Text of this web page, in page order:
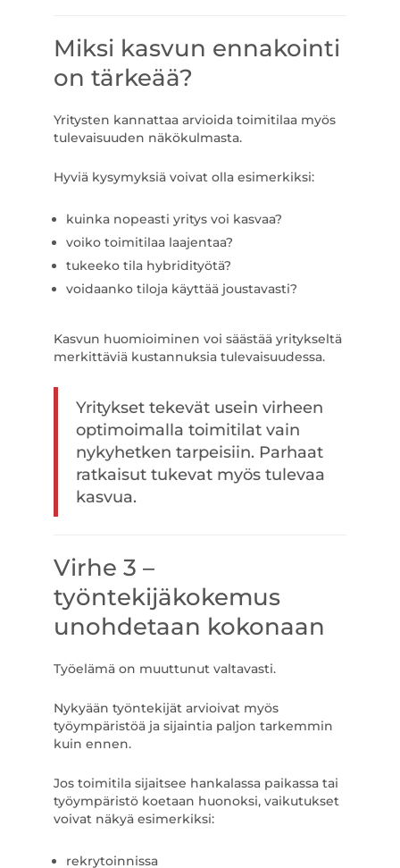
Miksi kasvun ennakointi
on tärkeää?
Yritysten kannattaa arvioida toimitilaa myös
tulevaisuuden näkökulmasta.
Hyviä kysymyksiä voivat olla esimerkiksi:
kuinka nopeasti yritys voi kasvaa?
voiko toimitilaa laajentaa?
tukeeko tila hybridityötä?
voidaanko tiloja käyttää joustavasti?
Kasvun huomioiminen voi säästää yritykseltä
merkittäviä kustannuksia tulevaisuudessa.
Yritykset tekevät usein virheen
optimoimalla toimitilat vain
nykyhetken tarpeisiin. Parhaat
ratkaisut tukevat myös tulevaa
kasvua.
Virhe 3 –
työntekijäkokemus
unohdetaan kokonaan
Työelämä on muuttunut valtavasti.
Nykyään työntekijät arvioivat myös
työympäristöä ja sijaintia paljon tarkemmin
kuin ennen.
Jos toimitila sijaitsee hankalassa paikassa tai
työympäristö koetaan huonoksi, vaikutukset
voivat näkyä esimerkiksi:
rekrytoinnissa